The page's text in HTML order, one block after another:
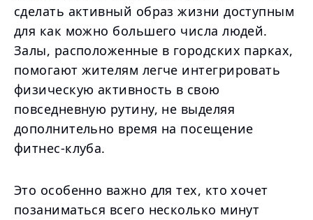
сделать активный образ жизни доступным
для как можно большего числа людей.
Залы, расположенные в городских парках,
помогают жителям легче интегрировать
физическую активность в свою
повседневную рутину, не выделяя
дополнительно время на посещение
фитнес-клуба.
Это особенно важно для тех, кто хочет
позаниматься всего несколько минут